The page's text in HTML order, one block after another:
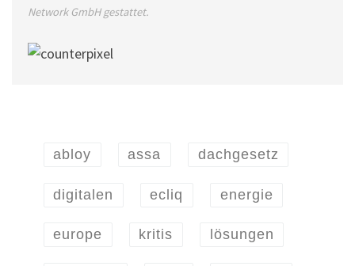
Network GmbH gestattet.
abloy assa dachgesetz
digitalen ecliq energie
europe kritis lösungen